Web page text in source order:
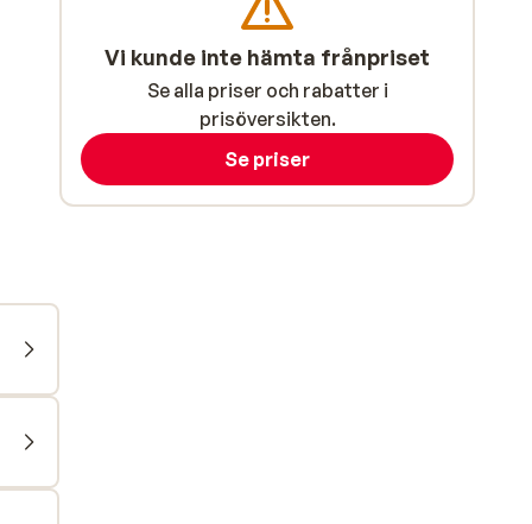
Vi kunde inte hämta frånpriset
Se alla priser och rabatter i
prisöversikten.
Se priser